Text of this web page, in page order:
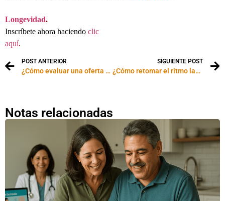
Longevidad.
Inscríbete ahora haciendo clic
aquí.
POST ANTERIOR
¿Cómo evaluar una oferta laboral de la competencia?
SIGUIENTE POST
¿Cómo retomar el ritmo laboral luego de las vacaciones?
Notas relacionadas